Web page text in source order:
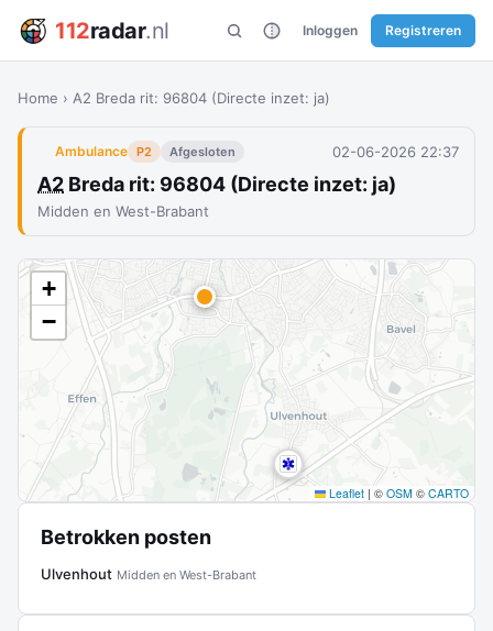
112radar.nl Inloggen Registreren
Home › A2 Breda rit: 96804 (Directe inzet: ja)
Ambulance P2 Afgesloten 02-06-2026 22:37
A2 Breda rit: 96804 (Directe inzet: ja)
Midden en West-Brabant
+
−
Leaflet | © OSM © CARTO
Betrokken posten
Ulvenhout Midden en West-Brabant